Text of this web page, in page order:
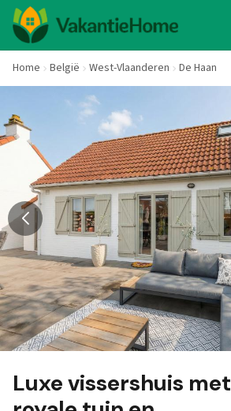
Home België West-Vlaanderen De Haan
Luxe vissershuis met